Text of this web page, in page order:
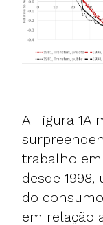
A Figura 1A
trabalho em
desde
do
em relação